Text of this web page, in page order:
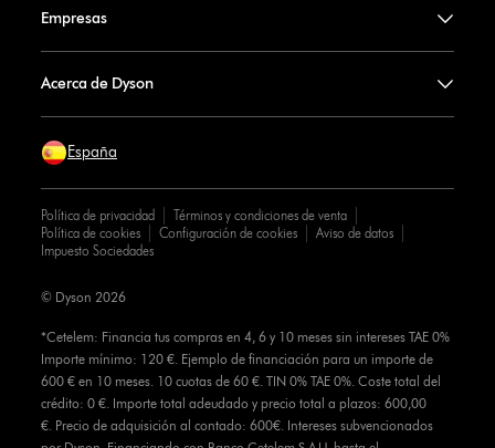
Empresas
Acerca de Dyson
España
Política de privacidad
Términos y condiciones de venta
Política de cookies
Configuración de cookies
Aviso de datos
Impuesto Sociedades
*Cetelem: Financia tus compras en 4, 6 y 10 meses sin intereses TAE 0%
Importe mínimo: 120 €. Ejemplo de financiación para un importe de
600 € en 10 meses. 10 cuotas de 60 €. TIN 0% TAE 0%. Coste total del
crédito: 0 €. Importe total adeudado y precio total a plazos: 600,00
€. Precio de adquisición al contado: 600€. Intereses subvencionados
© Dyson 2026